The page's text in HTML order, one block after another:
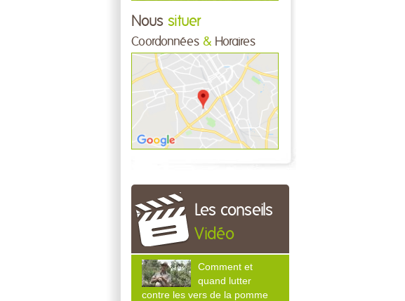
Nous situer
Coordonnées & Horaires
Les conseils
Vidéo
Comment et
quand lutter
contre les vers de la pomme